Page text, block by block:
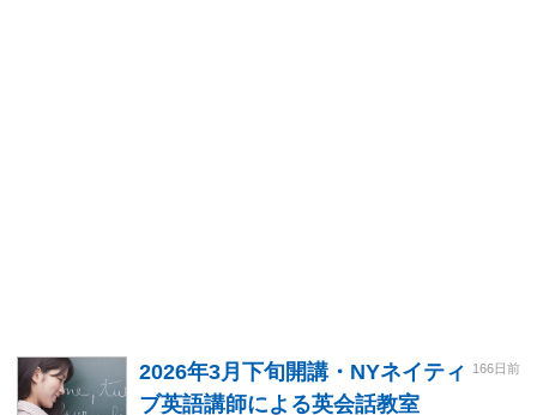
2026年3月下旬開講・NYネイティ
ブ英語講師による英会話教室
166日前